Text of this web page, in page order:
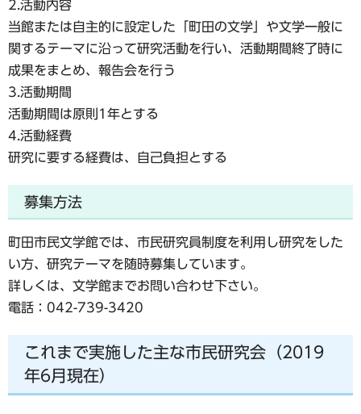
2.活動内容
当館または自主的に設定した「町田の文学」や文学一般に
関するテーマに沿って研究活動を行い、活動期間終了時に
成果をまとめ、報告会を行う
3.活動期間
活動期間は原則1年とする
4.活動経費
研究に要する経費は、自己負担とする
募集方法
町田市民文学館では、市民研究員制度を利用し研究をした
い方、研究テーマを随時募集しています。
詳しくは、文学館までお問い合わせ下さい。
電話：042-739-3420
これまで実施した主な市民研究会（2019
年6月現在）